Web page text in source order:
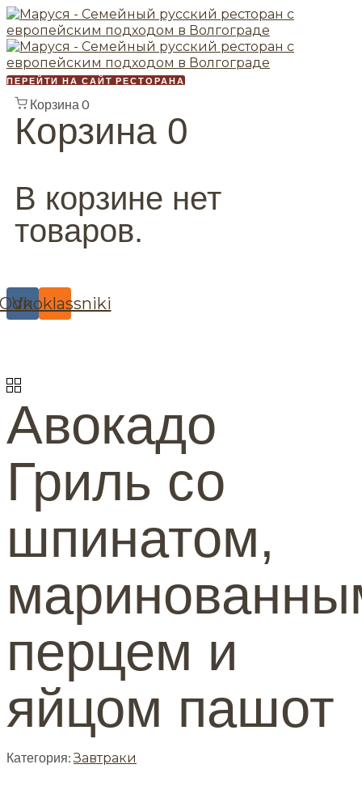
ПЕРЕЙТИ НА САЙТ РЕСТОРАНА
Корзина 0
Корзина 0
В корзине нет
товаров.
Vk
Авокадо
Гриль со
шпинатом,
перцем и
яйцом пашот
Категория:Завтраки